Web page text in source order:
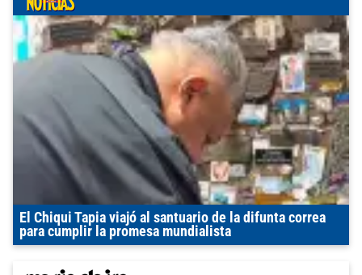
El Chiqui Tapia viajó al santuario de la difunta correa
para cumplir la promesa mundialista